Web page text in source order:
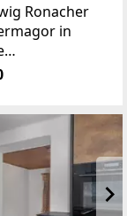
Ronacher
in
Ruhe mit